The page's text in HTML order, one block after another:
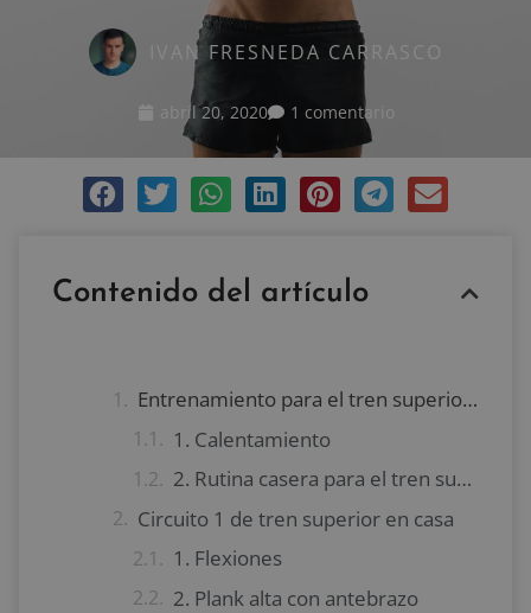
IVAN FRESNEDA CARRASCO
abril 20, 2020 1 comentario
Contenido del artículo
Entrenamiento para el tren superior en casa
1. Calentamiento
2. Rutina casera para el tren superior
Circuito 1 de tren superior en casa
1. Flexiones
2. Plank alta con antebrazo